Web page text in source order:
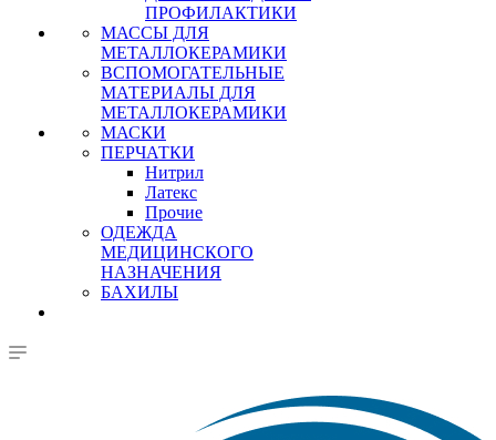
ПРОФИЛАКТИКИ
МАССЫ ДЛЯ
МЕТАЛЛОКЕРАМИКИ
ВСПОМОГАТЕЛЬНЫЕ
МАТЕРИАЛЫ ДЛЯ
МЕТАЛЛОКЕРАМИКИ
МАСКИ
ПЕРЧАТКИ
Нитрил
Латекс
Прочие
ОДЕЖДА
МЕДИЦИНСКОГО
НАЗНАЧЕНИЯ
БАХИЛЫ